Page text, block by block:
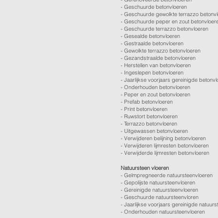
-Geschuurde betonvloeren
-Geschuurde gewolkte terrazzo
-Geschuurde peper en zout
-Geschuurde terrazzo betonvloeren
-Gesealde betonvloeren
-Gestraalde betonvloeren
-Gewolkte terrazzo betonvloeren
-Gezandstraalde betonvloeren
- Herstellen van betonvloeren
- Ingeslepen betonvloeren
-Jaarlijkse voorjaars gereinigde
-Onderhouden betonvloeren
- Peper en zout betonvloeren
- Prefab betonvloeren
- Print betonvloeren
- Ruwstort betonvloeren
-Terrazzo betonvloeren
- Uitgewassen betonvloeren
-Verwijderen belijning betonvloeren
-Verwijderen lijmresten betonvloeren
- Verwijderde lijmresten betonvloeren
Natuursteen vloeren
- Geïmpregneerde natuursteenvloeren
- Gepolijste natuursteenvloeren
- Gereinigde natuursteenvloeren
- Geschuurde natuursteenvloren
- Jaarlijkse voorjaars gereinigde
- Onderhouden natuursteenvloeren